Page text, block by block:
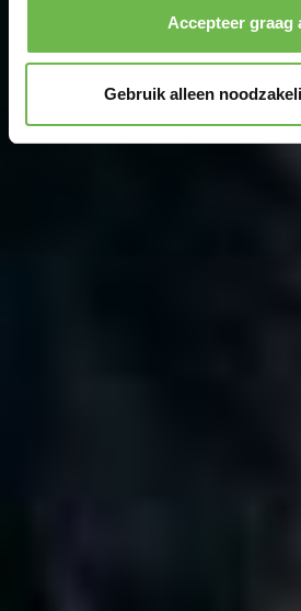
Accepteer graag
Gebruik alleen